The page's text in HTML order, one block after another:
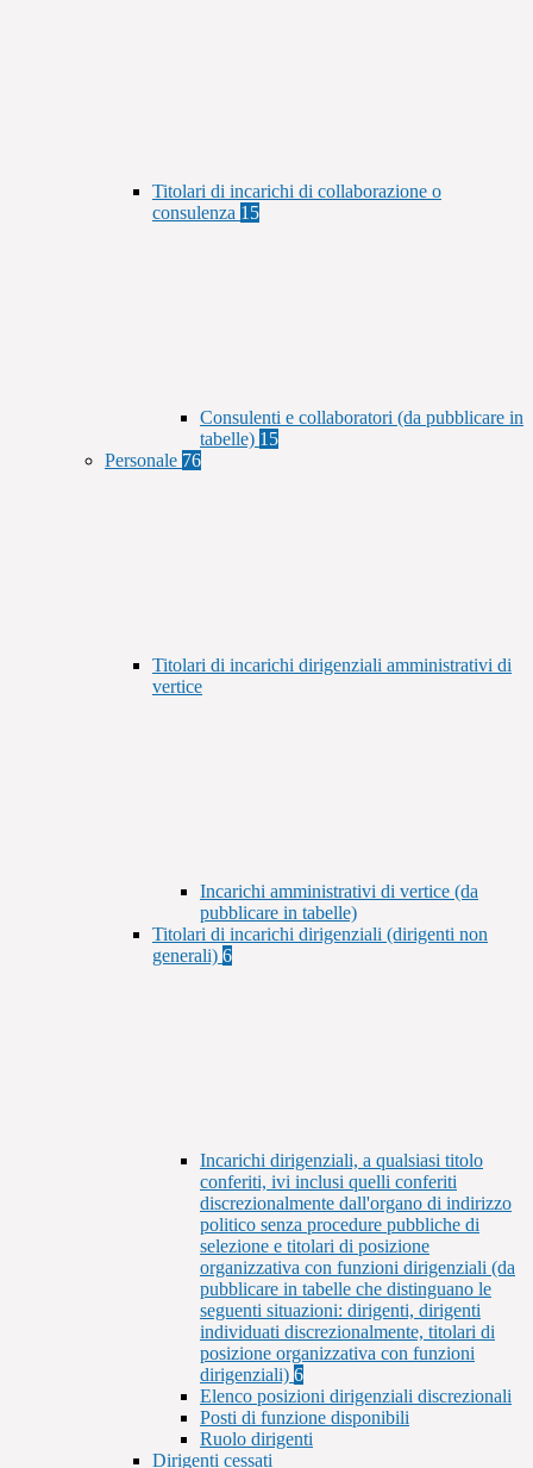
Titolari di incarichi di collaborazione o
consulenza 15
Consulenti e collaboratori (da pubblicare in
tabelle) 15
Personale 76
Titolari di incarichi dirigenziali amministrativi di
vertice
Incarichi amministrativi di vertice (da
pubblicare in tabelle)
Titolari di incarichi dirigenziali (dirigenti non
generali) 6
Incarichi dirigenziali, a qualsiasi titolo
conferiti, ivi inclusi quelli conferiti
discrezionalmente dall'organo di indirizzo
politico senza procedure pubbliche di
selezione e titolari di posizione
organizzativa con funzioni dirigenziali (da
pubblicare in tabelle che distinguano le
seguenti situazioni: dirigenti, dirigenti
individuati discrezionalmente, titolari di
posizione organizzativa con funzioni
dirigenziali) 6
Elenco posizioni dirigenziali discrezionali
Posti di funzione disponibili
Ruolo dirigenti
Dirigenti cessati